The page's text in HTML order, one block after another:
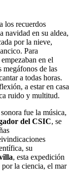
los recuerdos
navidad en su aldea,
por la nieve,
Para
en el
de las
a todas horas.
a estar en casa
ruido y multitud.
fue la música,
del CSIC, se
su
, esta expedición
la ciencia, el mar